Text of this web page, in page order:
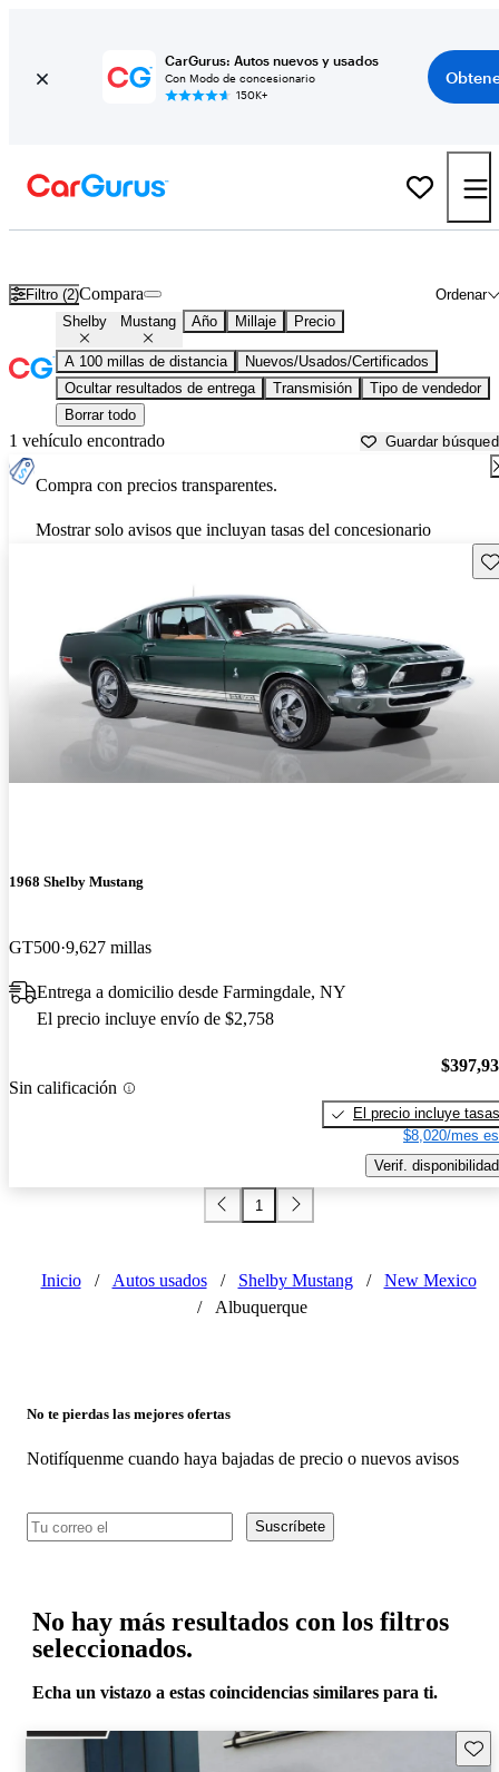
CarGurus: Autos nuevos y usados
Con Modo de concesionario
150K+
Filtro (2) Ordenar
Compara
Shelby Mustang Año Millaje Precio
A 100 millas de distancia
Nuevos/Usados/Certificados
Ocultar resultados de entrega
Transmisión
Tipo de vendedor
Borrar todo
1 vehículo encontrado Guardar
Compra con precios transparentes.
Mostrar solo avisos que incluyan tasas del concesionario
1968 Shelby Mustang
GT500 9,627 millas
Entrega a domicilio desde Farmingdale, NY
El precio incluye envío de $2,758
Sin calificación
El precio incluye tasas
$8,020/mes
Verif. disponibilidad
1
Inicio / Autos usados / Shelby Mustang /
New Mexico
/
Albuquerque
No te pierdas las mejores ofertas
Notifíquenme cuando haya bajadas de precio o nuevos avisos
Suscríbete
No hay más resultados con los filtros
seleccionados.
Echa un vistazo a estas coincidencias similares para ti.